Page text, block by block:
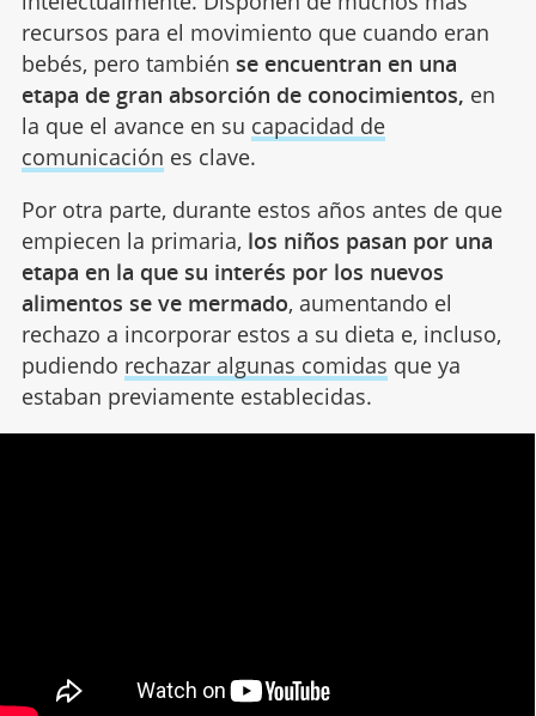
recursos para el movimiento que cuando eran
bebés, pero también se encuentran en una
etapa de gran absorción de conocimientos, en
la que el avance en su capacidad de
comunicación es clave.
Por otra parte, durante estos años antes de que
empiecen la primaria, los niños pasan por una
etapa en la que su interés por los nuevos
alimentos se ve mermado, aumentando el
rechazo a incorporar estos a su dieta e, incluso,
pudiendo rechazar algunas comidas que ya
estaban previamente establecidas.